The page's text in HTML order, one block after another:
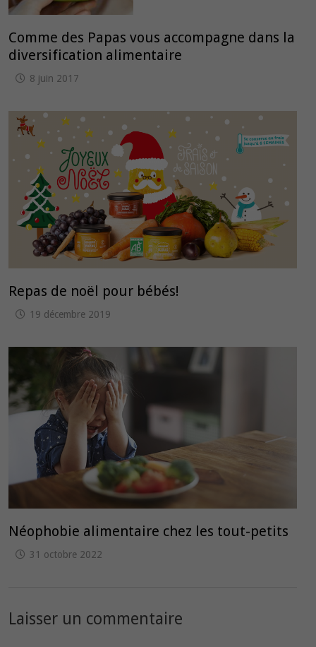
Comme des Papas vous accompagne dans la
diversification alimentaire
8 juin 2017
Repas de noël pour bébés!
19 décembre 2019
Néophobie alimentaire chez les tout-petits
31 octobre 2022
Laisser un commentaire